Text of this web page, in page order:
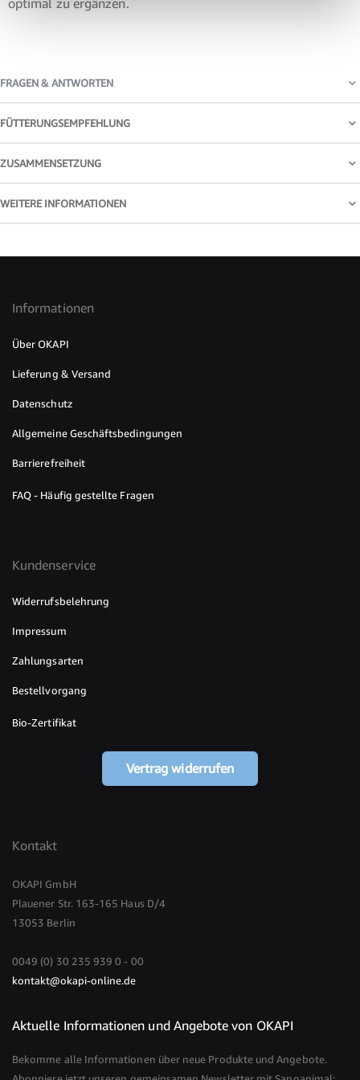
FRAGEN & ANTWORTEN
FÜTTERUNGSEMPFEHLUNG
ZUSAMMENSETZUNG
WEITERE INFORMATIONEN
Informationen
Über OKAPI
Lieferung & Versand
Datenschutz
Allgemeine Geschäftsbedingungen
Barrierefreiheit
FAQ - Häufig gestellte Fragen
Kundenservice
Widerrufsbelehrung
Impressum
Zahlungsarten
Bestellvorgang
Bio-Zertifikat
Vertrag widerrufen
Kontakt
OKAPI GmbH
Plauener Str. 163-165 Haus D/4
13053 Berlin
0049 (0) 30 235 939 0 - 00
kontakt@okapi-online.de
Aktuelle Informationen und Angebote von OKAPI
Bekomme alle Informationen über neue Produkte und Angebote.